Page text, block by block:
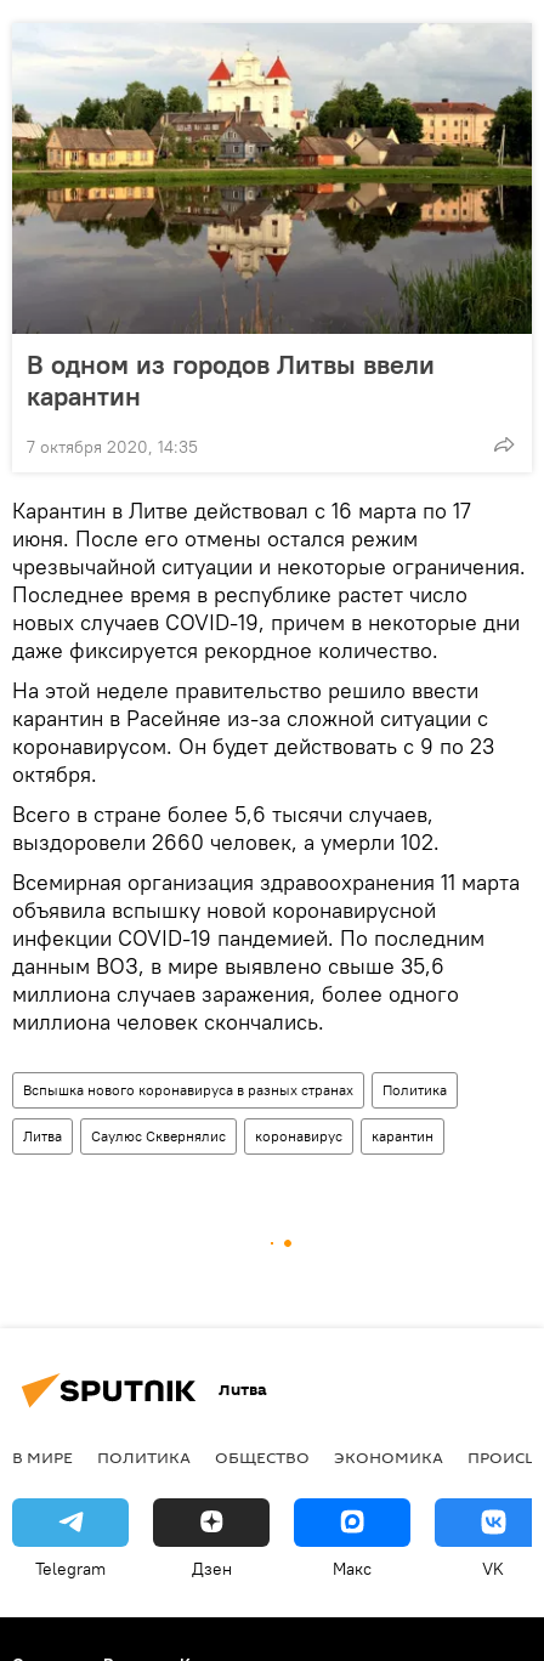
В одном из городов Литвы ввели
карантин
7 октября 2020, 14:35
Карантин в Литве действовал с 16 марта по 17
июня. После его отмены остался режим
чрезвычайной ситуации и некоторые ограничения.
Последнее время в республике растет число
новых случаев COVID-19, причем в некоторые дни
даже фиксируется рекордное количество.
На этой неделе правительство решило ввести
карантин в Расейняе из-за сложной ситуации с
коронавирусом. Он будет действовать с 9 по 23
октября.
Всего в стране более 5,6 тысячи случаев,
выздоровели 2660 человек, а умерли 102.
Всемирная организация здравоохранения 11 марта
объявила вспышку новой коронавирусной
инфекции COVID-19 пандемией. По последним
данным ВОЗ, в мире выявлено свыше 35,6
миллиона случаев заражения, более одного
миллиона человек скончались.
Вспышка нового коронавируса в разных странах Политика
Литва Саулюс Сквернялис коронавирус карантин
Литва
В МИРЕ ПОЛИТИКА ОБЩЕСТВО ЭКОНОМИКА
Telegram Дзен Макс VK